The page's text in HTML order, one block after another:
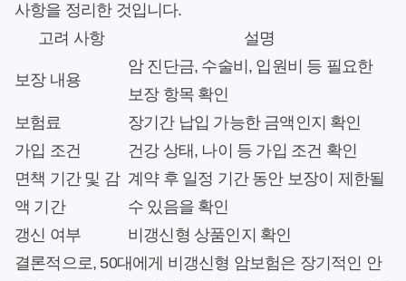
사항을 정리한 것입니다.
고려 사항
설명
보장 내용
암 진단금, 수술비, 입원비 등 필요한
보장 항목 확인
보험료
장기간 납입 가능한 금액인지 확인
가입 조건
건강 상태, 나이 등 가입 조건 확인
면책 기간 및 감
액 기간
계약 후 일정 기간 동안 보장이 제한될
수 있음을 확인
갱신 여부
비갱신형 상품인지 확인
결론적으로, 50대에게 비갱신형 암보험은 장기적인 안